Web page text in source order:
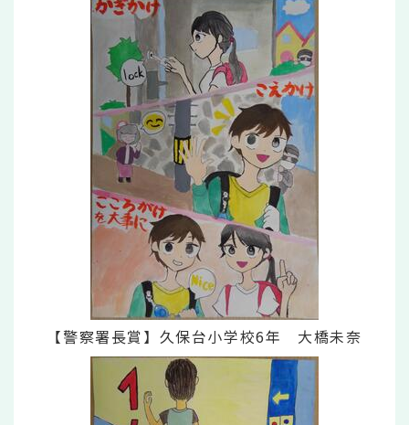
【警察署長賞】久保台小学校6年 大橋未奈